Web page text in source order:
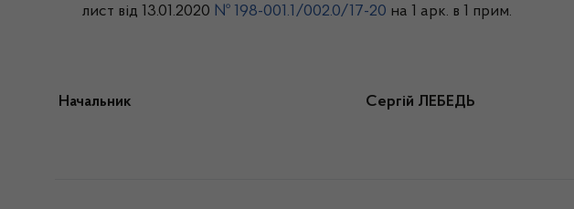
лист від 13.01.2020 № 198-001.1/002.0/17-20 на 1 арк. в 1 прим.
Начальник Сергій ЛЕБЕДЬ